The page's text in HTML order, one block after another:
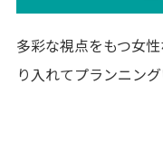
多彩な視点をもつ女
り入れてプランニング